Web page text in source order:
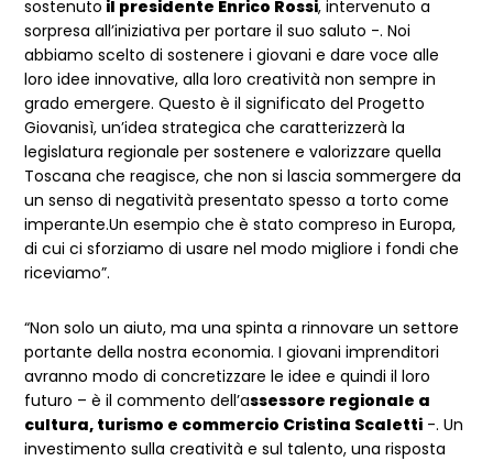
sostenuto il presidente Enrico Rossi, intervenuto a
sorpresa all’iniziativa per portare il suo saluto -. Noi
abbiamo scelto di sostenere i giovani e dare voce alle
loro idee innovative, alla loro creatività non sempre in
grado emergere. Questo è il significato del Progetto
Giovanisì, un’idea strategica che caratterizzerà la
legislatura regionale per sostenere e valorizzare quella
Toscana che reagisce, che non si lascia sommergere da
un senso di negatività presentato spesso a torto come
imperante.Un esempio che è stato compreso in Europa,
di cui ci sforziamo di usare nel modo migliore i fondi che
riceviamo”.
“Non solo un aiuto, ma una spinta a rinnovare un settore
portante della nostra economia. I giovani imprenditori
avranno modo di concretizzare le idee e quindi il loro
futuro – è il commento dell’assessore regionale a
cultura, turismo e commercio Cristina Scaletti -. Un
investimento sulla creatività e sul talento, una risposta